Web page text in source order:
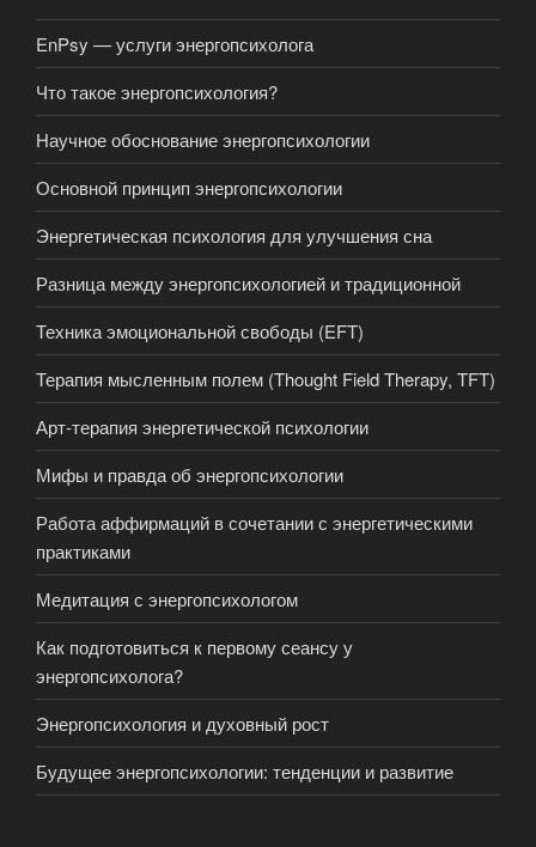
EnPsy — услуги энергопсихолога
Что такое энергопсихология?
Научное обоснование энергопсихологии
Основной принцип энергопсихологии
Энергетическая психология для улучшения сна
Разница между энергопсихологией и традиционной
Техника эмоциональной свободы (EFT)
Терапия мысленным полем (Thought Field Therapy, TFT)
Арт-терапия энергетической психологии
Мифы и правда об энергопсихологии
Работа аффирмаций в сочетании с энергетическими
практиками
Медитация с энергопсихологом
Как подготовиться к первому сеансу у
энергопсихолога?
Энергопсихология и духовный рост
Будущее энергопсихологии: тенденции и развитие